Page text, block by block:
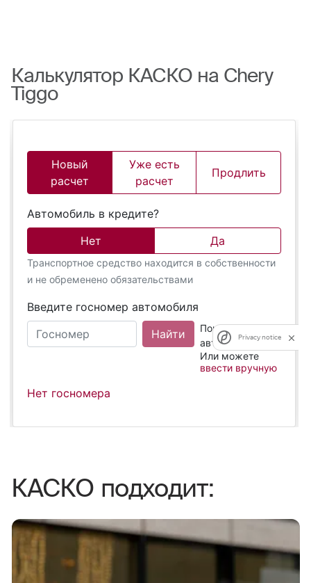
Калькулятор КАСКО на Chery
Tiggo
КАСКО подходит: